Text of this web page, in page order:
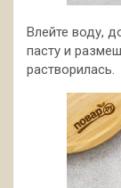
Влейте воду,
пасту и
растворилась.